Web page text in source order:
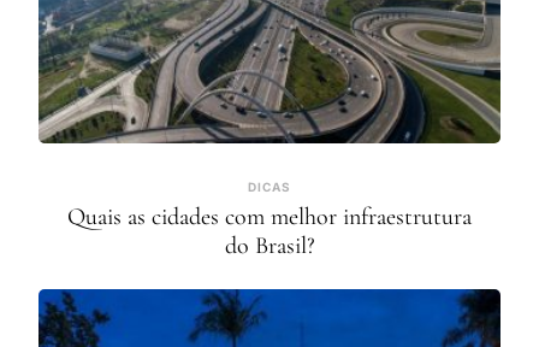
DICAS
Quais as cidades com melhor infraestrutura
do Brasil?